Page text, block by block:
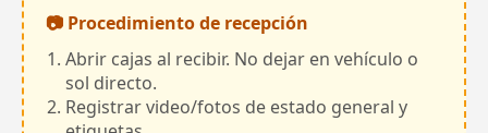
📷 Procedimiento de recepción
Abrir cajas al recibir. No dejar en vehículo o
sol directo.
Registrar video/fotos de estado general y